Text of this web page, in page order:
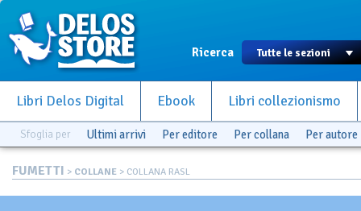
Ricerca
Libri Delos Digital Ebook Libri collezionismo
Sfoglia per Ultimi arrivi Per editore Per collana Per autore
FUMETTI > COLLANE > COLLANA RASL